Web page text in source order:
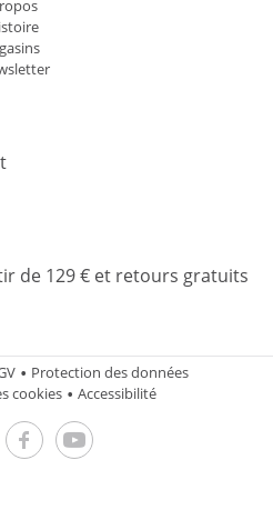
de 129 € et retours gratuits
Protection des données
cookies
Accessibilité